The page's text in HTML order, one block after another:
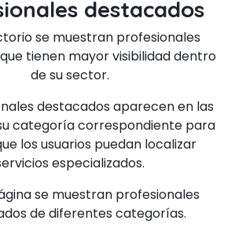
destacados
se muestran profesionales
tienen mayor visibilidad dentro
de su sector.
destacados aparecen en las
categoría correspondiente para
los usuarios puedan localizar
especializados.
se muestran profesionales
de diferentes categorías.